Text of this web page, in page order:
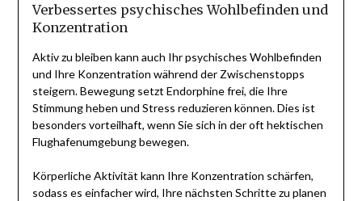
Verbessertes psychisches Wohlbefinden und
Konzentration
Aktiv zu bleiben kann auch Ihr psychisches Wohlbefinden
und Ihre Konzentration während der Zwischenstopps
steigern. Bewegung setzt Endorphine frei, die Ihre
Stimmung heben und Stress reduzieren können. Dies ist
besonders vorteilhaft, wenn Sie sich in der oft hektischen
Flughafenumgebung bewegen.
Körperliche Aktivität kann Ihre Konzentration schärfen,
sodass es einfacher wird, Ihre nächsten Schritte zu planen